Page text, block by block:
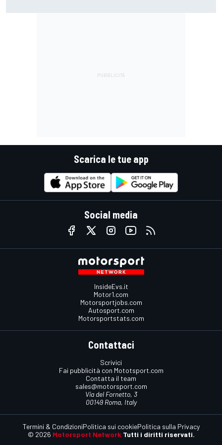
Scarica le tue app
Social media
InsideEvs.it
Motor1.com
Motorsportjobs.com
Autosport.com
Motorsportstats.com
Contattaci
Scrivici
Fai pubblicità con Mototsport.com
Contatta il team
sales@motorsport.com
Via del Fornetto, 3
00149 Roma, Italy
© 2026 Motorsport Network Tutti i diritti riservati.
Termini & CondizioniPolitica sui cookiePolitica sulla Privacy